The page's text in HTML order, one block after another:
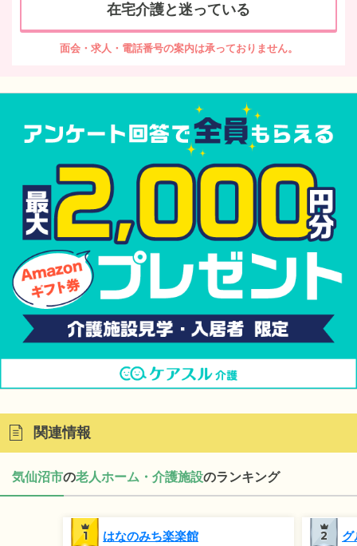
在宅介護と迷っている
面会・求人・電話番号の案内は承っておりません。
関連情報
気仙沼市の老人ホーム・介護施設のランキング
1 はなのみち楽楽館 2